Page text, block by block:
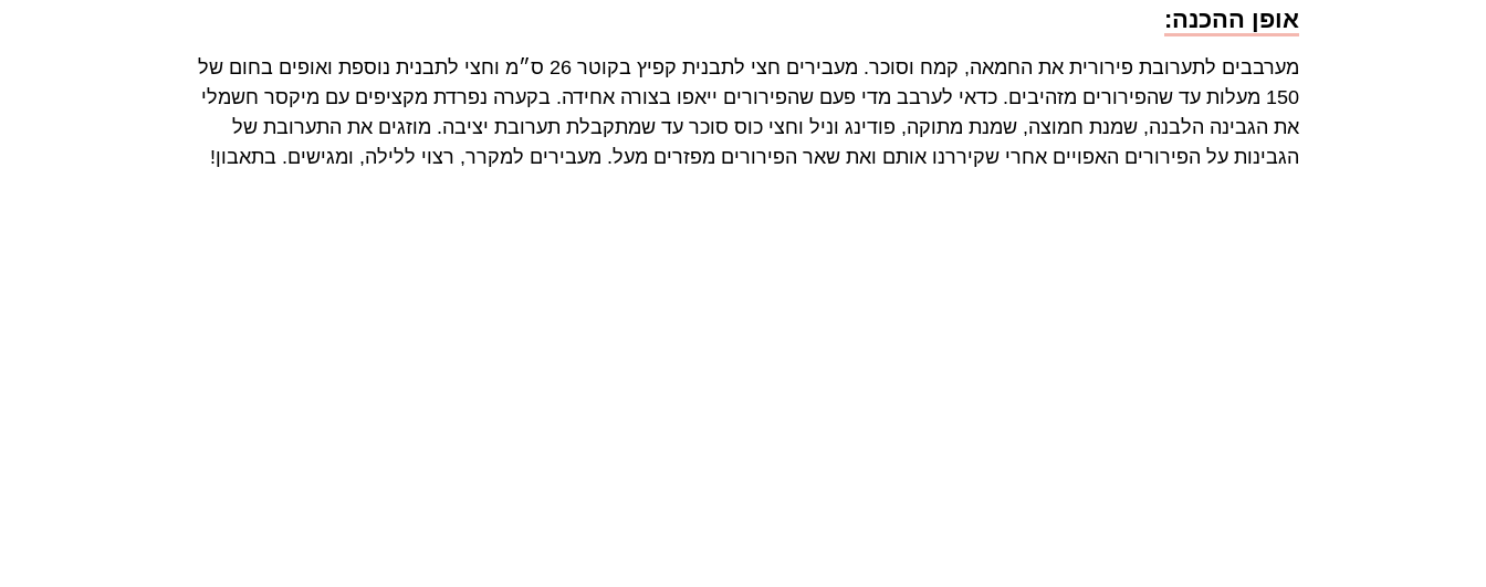
אופן ההכנה:
מערבבים לתערובת פירורית את החמאה, קמח וסוכר. מעבירים חצי לתבנית קפיץ בקוטר 26 ס״מ וחצי לתבנית נוספת ואופים בחום של
150 מעלות עד שהפירורים מזהיבים. כדאי לערבב מדי פעם שהפירורים ייאפו בצורה אחידה. בקערה נפרדת מקציפים עם מיקסר חשמלי
את הגבינה הלבנה, שמנת חמוצה, שמנת מתוקה, פודינג וניל וחצי כוס סוכר עד שמתקבלת תערובת יציבה. מוזגים את התערובת של
הגבינות על הפירורים האפויים אחרי שקיררנו אותם ואת שאר הפירורים מפזרים מעל. מעבירים למקרר, רצוי ללילה, ומגישים. בתאבון!